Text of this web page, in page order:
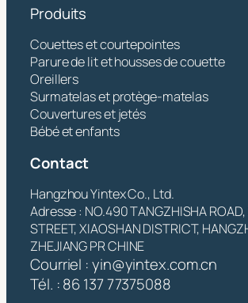
Produits
Couettes et courtepointes
Parure de lit et housses de couette
Oreillers
Surmatelas et protège-matelas
Couvertures et jetés
Bébé et enfants
Contact
Hangzhou Yintex Co., Ltd.
Adresse : NO.490 TANGZHISHA ROAD,
STREET, XIAOSHAN DISTRICT,
ZHEJIANG PR CHINE
Courriel :yin@yintex.com.cn
Tél. : 86 137 77375088